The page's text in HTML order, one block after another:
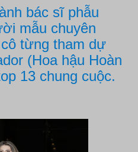
bác sĩ phẫu
mẫu chuyên
từng tham dự
(Hoa hậu Hoàn
13 chung cuộc.